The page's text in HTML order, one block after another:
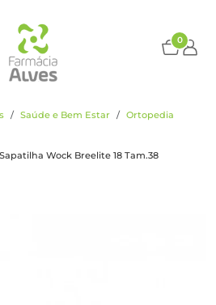
0
Saúde e Bem Estar Ortopedia
Sapatilha Wock Breelite 18 Tam.38